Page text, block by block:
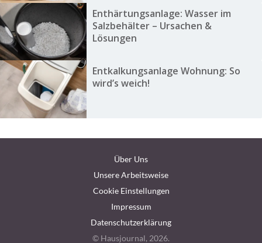
Enthärtungsanlage: Wasser im
Salzbehälter – Ursachen &
Lösungen
Entkalkungsanlage Wohnung: So
wird’s weich!
Über Uns
Unsere Arbeitsweise
Cookie Einstellungen
Impressum
Datenschutzerklärung
© Hausjournal, 2026.